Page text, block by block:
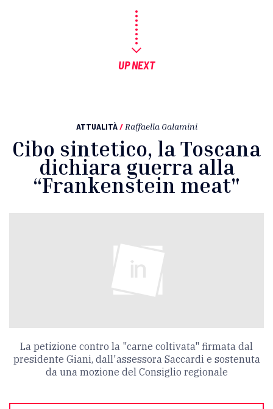
UP NEXT
ATTUALITÀ / Raffaella Galamini
Cibo sintetico, la Toscana
dichiara guerra alla
“Frankenstein meat"
La petizione contro la "carne coltivata" firmata dal
presidente Giani, dall'assessora Saccardi e sostenuta
da una mozione del Consiglio regionale